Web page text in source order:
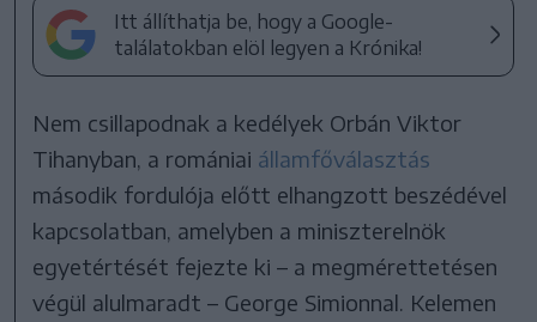
Itt állíthatja be, hogy a Google-
találatokban elöl legyen a Krónika!
Nem csillapodnak a kedélyek Orbán Viktor
Tihanyban, a romániai államfőválasztás
második fordulója előtt elhangzott beszédével
kapcsolatban, amelyben a miniszterelnök
egyetértését fejezte ki – a megmérettetésen
végül alulmaradt – George Simionnal. Kelemen